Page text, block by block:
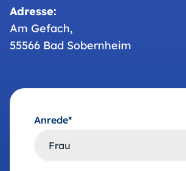
Adresse:
Am Gefach,
55566 Bad Sobernheim
Anrede*